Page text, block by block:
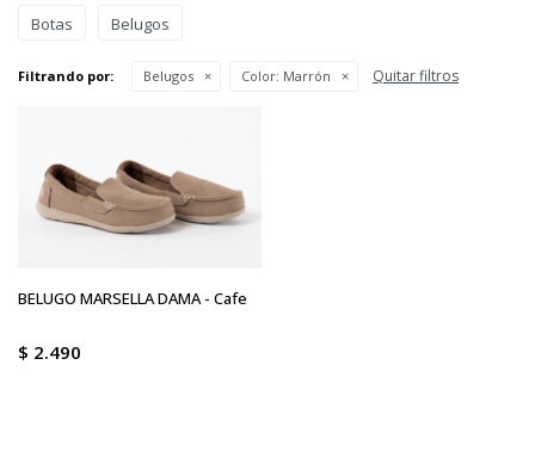
Botas Belugos
Filtrando por: Belugos Color: Marrón Quitar filtros
BELUGO MARSELLA DAMA - Cafe
$ 2.490